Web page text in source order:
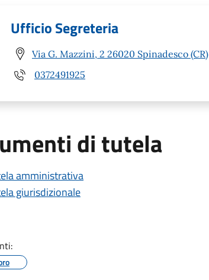
Ufficio Segreteria
Via G. Mazzini, 2 26020 Spinadesco (CR)
0372491925
di tutela
amministrativa
giurisdizionale